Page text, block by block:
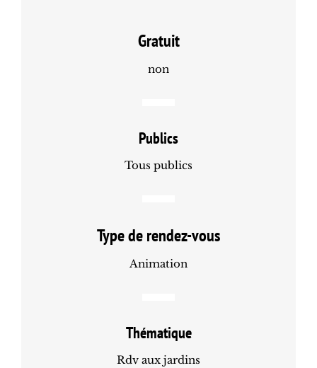
Gratuit
non
Publics
Tous publics
Type de rendez-vous
Animation
Thématique
Rdv aux jardins